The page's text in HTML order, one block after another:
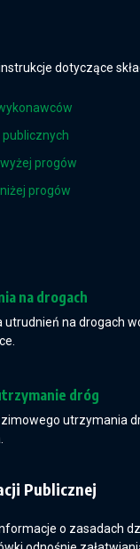
dotyczące
progów
progów
na drogach
utrudnień na drogach
dróg
utrzymania
Publicznej
o zasadach